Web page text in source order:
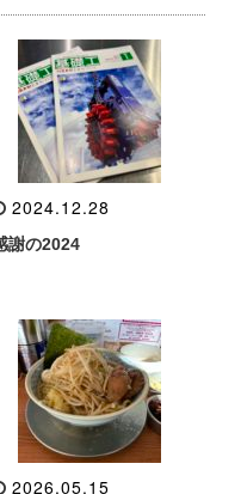
2024.12.28
謝の2024
2026.05.15